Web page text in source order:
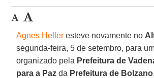
Agnes Heller esteve novamente no
segunda-feira, 5 de setembro, para
organizado pela Prefeitura de
para a Paz da Prefeitura de Bolzano